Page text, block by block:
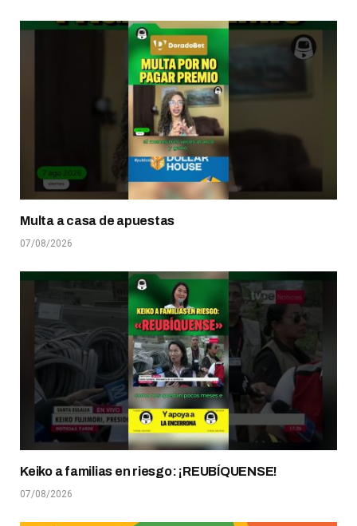
Multa a casa de apuestas
07/08/2026
Keiko a familias en riesgo: ¡REUBÍQUENSE!
07/08/2026